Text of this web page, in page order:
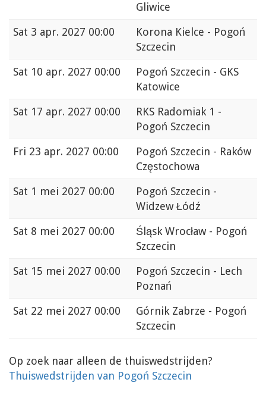
Gliwice
Sat 3 apr. 2027 00:00
Korona Kielce - Pogoń
Szczecin
Sat 10 apr. 2027 00:00
Pogoń Szczecin - GKS
Katowice
Sat 17 apr. 2027 00:00
RKS Radomiak 1 -
Pogoń Szczecin
Fri 23 apr. 2027 00:00
Pogoń Szczecin - Raków
Częstochowa
Sat 1 mei 2027 00:00
Pogoń Szczecin -
Widzew Łódź
Sat 8 mei 2027 00:00
Śląsk Wrocław - Pogoń
Szczecin
Sat 15 mei 2027 00:00
Pogoń Szczecin - Lech
Poznań
Sat 22 mei 2027 00:00
Górnik Zabrze - Pogoń
Szczecin
Op zoek naar alleen de thuiswedstrijden?
Thuiswedstrijden van Pogoń Szczecin